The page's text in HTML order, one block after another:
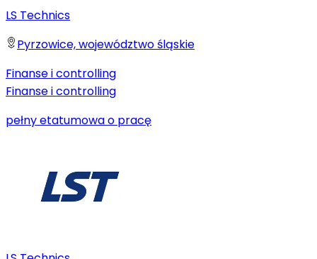
LS Technics
Pyrzowice, województwo śląskie
Finanse i controlling
Finanse i controlling
pełny etatumowa o pracę